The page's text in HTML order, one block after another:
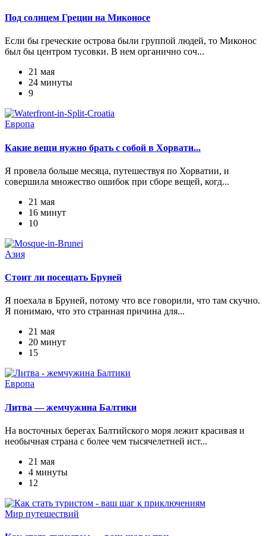
Под солнцем Греции на Миконосе
Если бы греческие острова были группой людей, то Миконос
был бы центром тусовки. В нем органично соч...
21 мая
24 минуты
9
Европа
Какие вещи нужно брать с собой в Хорвати...
Я провела больше месяца, путешествуя по Хорватии, и
совершила множество ошибок при сборе вещей, когд...
21 мая
16 минут
10
Азия
Стоит ли посещать Бруней
Я поехала в Бруней, потому что все говорили, что там скучно.
Я понимаю, что это странная причина для...
21 мая
20 минут
15
Европа
Литва — жемчужина Балтики
На восточных берегах Балтийского моря лежит красивая и
необычная страна с более чем тысячелетней ист...
21 мая
4 минуты
12
Мир путешествий